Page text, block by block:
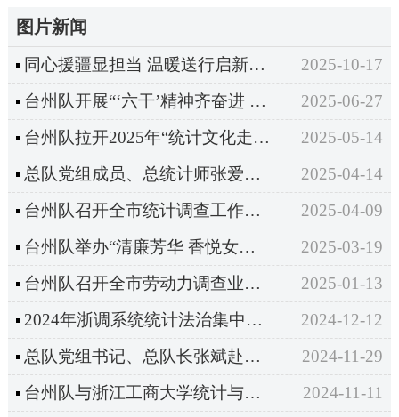
图片新闻
同心援疆显担当 温暖送行启新程 ——台州队召开援疆干部欢送会
2025-10-17
台州队开展“‘六干’精神齐奋进 台调青年显担当”主题团日活动
2025-06-27
台州队拉开2025年“统计文化走亲、法治宣传下乡”系列活动序幕
2025-05-14
总队党组成员、总统计师张爱光一行来台蹲点调研
2025-04-14
台州队召开全市统计调查工作培训会
2025-04-09
台州队举办“清廉芳华 香悦女神”三八妇女节活动
2025-03-19
台州队召开全市劳动力调查业务培训会议
2025-01-13
2024年浙调系统统计法治集中宣传月启动仪式在台州顺利举行
2024-12-12
总队党组书记、总队长张斌赴台州地区开展工作调研
2024-11-29
台州队与浙江工商大学统计与数学学院签署战略合作协议
2024-11-11